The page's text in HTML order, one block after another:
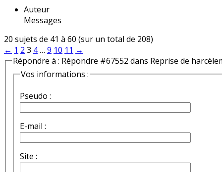
Auteur
Messages
20 sujets de 41 à 60 (sur un total de 208)
← 1 2 3 4… 9 10 11 →
Répondre à : Répondre #67552 dans Reprise de
Vos informations :
Pseudo :
E-mail :
Site :